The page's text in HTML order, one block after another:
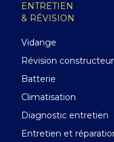
ENTRETIEN
& RÉVISION
Vidange
Révision constructeur
Batterie
Climatisation
Diagnostic entretien
Entretien et